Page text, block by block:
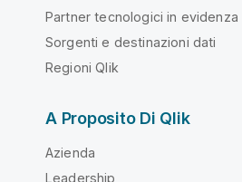
Partner tecnologici in evidenza
Sorgenti e destinazioni dati
Regioni Qlik
A Proposito Di Qlik
Azienda
Leadership